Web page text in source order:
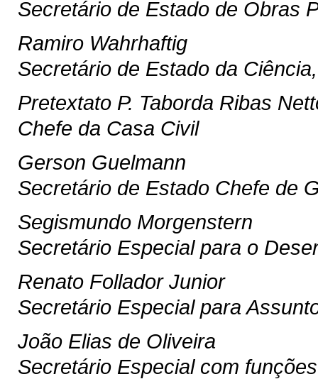
Secretário de Estado de Obras
Ramiro Wahrhaftig
Secretário de Estado da
Pretextato P. Taborda Ribas
Chefe da Casa Civil
Gerson Guelmann
Secretário de Estado Chefe de
Segismundo Morgenstern
Secretário Especial para o
Renato Follador Junior
Secretário Especial para
João Elias de Oliveira
Secretário Especial com